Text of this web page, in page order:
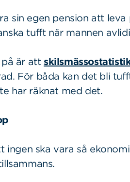
sin egen pension att
tufft när mannen
på är att
För båda kan det bli
har räknat med det.
ingen ska vara så